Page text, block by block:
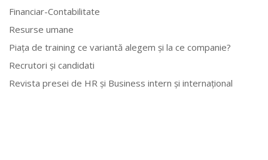
Financiar-Contabilitate
Resurse umane
Piața de training ce variantă alegem și la ce companie?
Recrutori și candidati
Revista presei de HR și Business intern și internațional